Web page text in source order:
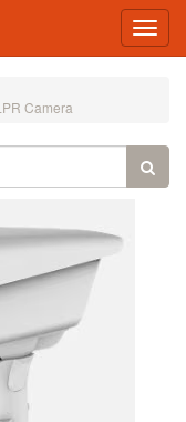
Camera